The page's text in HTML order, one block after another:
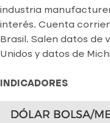
industria
interés. Cuenta
Brasil. Salen datos de
Unidos y datos de
INDICADORES